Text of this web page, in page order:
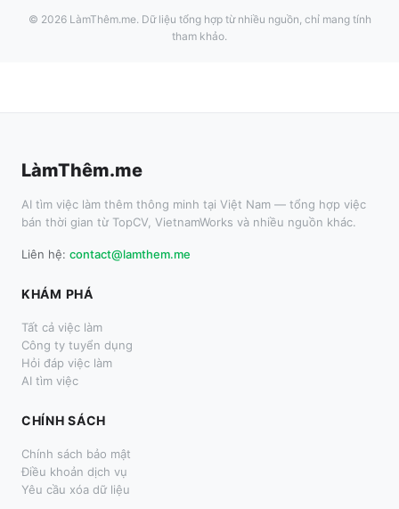
© 2026 LàmThêm.me. Dữ liệu tổng hợp từ nhiều nguồn, chỉ mang tính
tham khảo.
LàmThêm.me
AI tìm việc làm thêm thông minh tại Việt Nam — tổng hợp việc
bán thời gian từ TopCV, VietnamWorks và nhiều nguồn khác.
Liên hệ: contact@lamthem.me
KHÁM PHÁ
Tất cả việc làm
Công ty tuyển dụng
Hỏi đáp việc làm
AI tìm việc
CHÍNH SÁCH
Chính sách bảo mật
Điều khoản dịch vụ
Yêu cầu xóa dữ liệu